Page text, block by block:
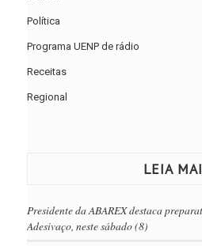
Política
Programa UENP de rádio
Receitas
Regional
LEIA
Presidente da ABAREX destaca
Adesivaço, neste sábado (8)